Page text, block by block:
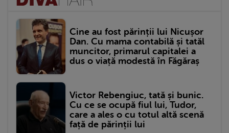
Cine au fost părinții lui Nicușor
Dan. Cu mama contabilă și tatăl
muncitor, primarul capitalei a
dus o viață modestă în Făgăraș
Victor Rebengiuc, tată și bunic.
Cu ce se ocupă fiul lui, Tudor,
care a ales o cu totul altă scenă
față de părinții lui